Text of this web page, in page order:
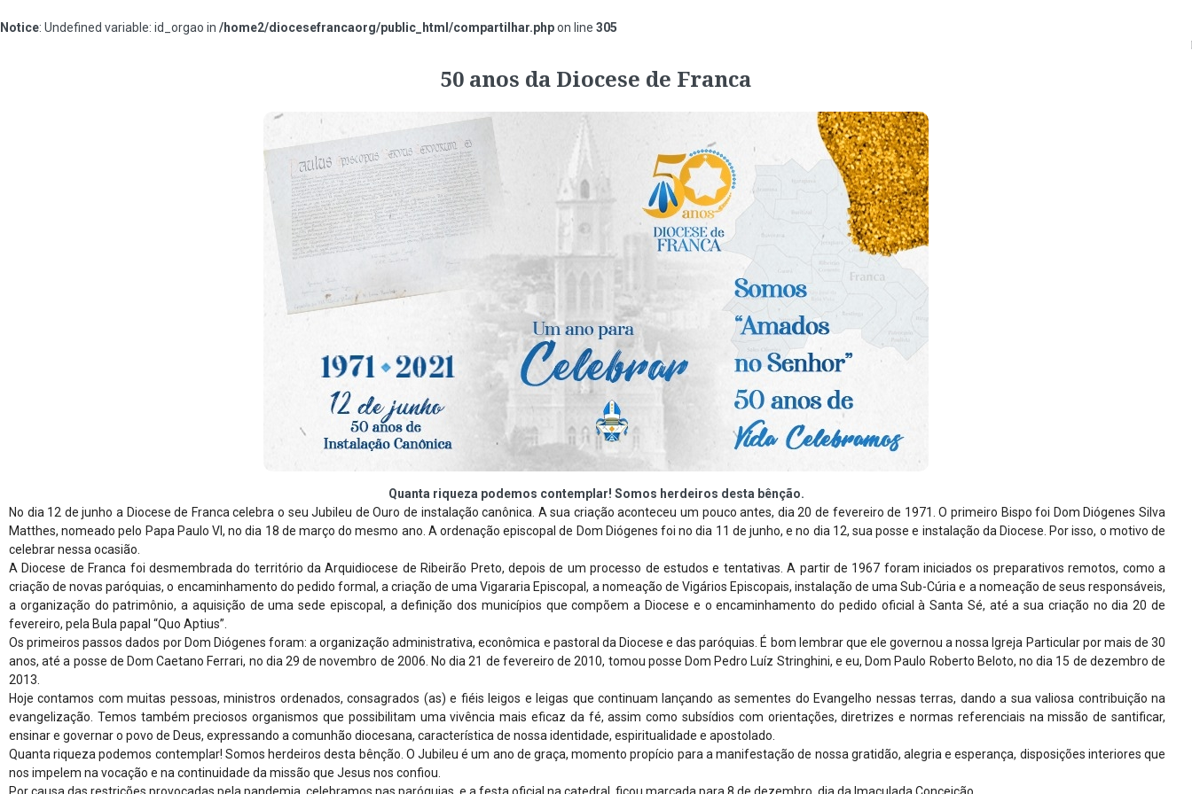
Notice: Undefined variable: id_orgao in /home2/diocesefrancaorg/public_html/compartilhar.phpon line 305
50 anos da Diocese de Franca
Quanta riqueza podemos contemplar! Somos herdeiros desta bênção.
No dia 12 de junho a Diocese de Franca celebra o seu Jubileu de Ouro de instalação canônica. A sua criação aconteceu um pouco antes, dia 20 de fevereiro de 1971. O primeiro Bispo foi Dom Diógenes Silva
Matthes, nomeado pelo Papa Paulo VI, no dia 18 de março do mesmo ano. A ordenação episcopal de Dom Diógenes foi no dia 11 de junho, e no dia 12, sua posse e instalação da Diocese. Por isso, o motivo de
celebrar nessa ocasião.
A Diocese de Franca foi desmembrada do território da Arquidiocese de Ribeirão Preto, depois de um processo de estudos e tentativas. A partir de 1967 foram iniciados os preparativos remotos, como a
criação de novas paróquias, o encaminhamento do pedido formal, a criação de uma Vigararia Episcopal, a nomeação de Vigários Episcopais, instalação de uma Sub-Cúria e a nomeação de seus responsáveis,
a organização do patrimônio, a aquisição de uma sede episcopal, a definição dos municípios que compõem a Diocese e o encaminhamento do pedido oficial à Santa Sé, até a sua criação no dia 20 de
fevereiro, pela Bula papal “Quo Aptius”.
Os primeiros passos dados por Dom Diógenes foram: a organização administrativa, econômica e pastoral da Diocese e das paróquias. É bom lembrar que ele governou a nossa Igreja Particular por mais de 30
anos, até a posse de Dom Caetano Ferrari, no dia 29 de novembro de 2006. No dia 21 de fevereiro de 2010, tomou posse Dom Pedro Luíz Stringhini, e eu, Dom Paulo Roberto Beloto, no dia 15 de dezembro de
2013.
Hoje contamos com muitas pessoas, ministros ordenados, consagrados (as) e fiéis leigos e leigas que continuam lançando as sementes do Evangelho nessas terras, dando a sua valiosa contribuição na
evangelização. Temos também preciosos organismos que possibilitam uma vivência mais eficaz da fé, assim como subsídios com orientações, diretrizes e normas referenciais na missão de santificar,
ensinar e governar o povo de Deus, expressando a comunhão diocesana, característica de nossa identidade, espiritualidade e apostolado.
Quanta riqueza podemos contemplar! Somos herdeiros desta bênção. O Jubileu é um ano de graça, momento propício para a manifestação de nossa gratidão, alegria e esperança, disposições interiores que
nos impelem na vocação e na continuidade da missão que Jesus nos confiou.